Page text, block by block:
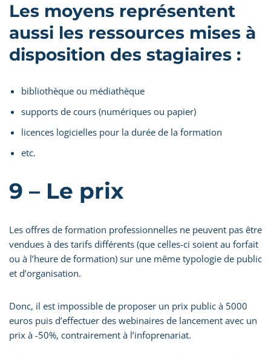
Les moyens représentent
aussi les ressources mises à
disposition des stagiaires :
bibliothèque ou médiathèque
supports de cours (numériques ou papier)
licences logicielles pour la durée de la formation
etc.
9 – Le prix
Les offres de formation professionnelles ne peuvent pas être
vendues à des tarifs différents (que celles-ci soient au forfait
ou à l’heure de formation) sur une même typologie de public
et d’organisation.
Donc, il est impossible de proposer un prix public à 5000
euros puis d’effectuer des webinaires de lancement avec un
prix à -50%, contrairement à l’infoprenariat.